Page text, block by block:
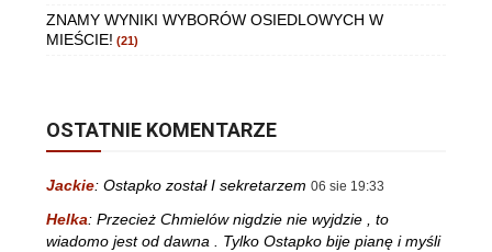
ZNAMY WYNIKI WYBORÓW OSIEDLOWYCH W
MIEŚCIE! (21)
OSTATNIE KOMENTARZE
Jackie: Ostapko został I sekretarzem 06 sie 19:33
Helka: Przecież Chmielów nigdzie nie wyjdzie , to
wiadomo jest od dawna . Tylko Ostapko bije pianę i myśli